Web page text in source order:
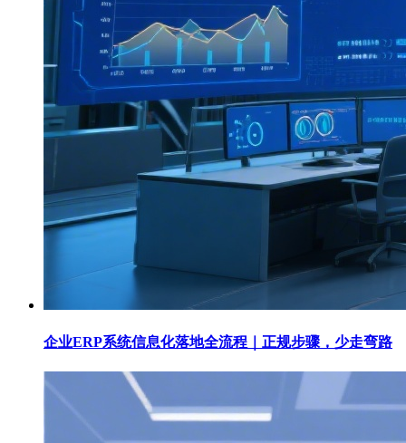
企业ERP系统信息化落地全流程｜正规步骤，少走弯路